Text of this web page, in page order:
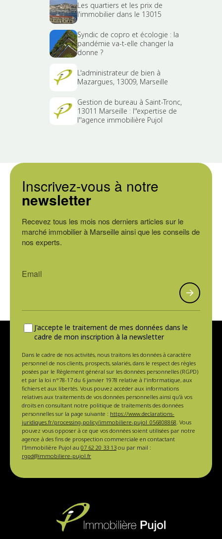
Les quartiers et les prix de
l'immobilier dans le 13015
Syndic de copro et écologie : la
pandémie va-t-elle changer la
donne ?
L'administrateur de bien à
Mazargues, 13009, Marseille
Gestion de bureau à Saint-Tronc,
13011 Marseille : l''expertise de
l''agence immobilière Pujol
Inscrivez-vous à notre
newsletter
Recevez tous les mois nos derniers articles sur le
marché immobilier à Marseille ainsi que les conseils de
nos experts.
J'accepte le traitement de mes données dans le
cadre de mon inscription à la newsletter
Dans le cadre de nos activités, nous traitons les données à caractère
personnel de nos clients, prospects, salariés, dans le respect des règles
posées par le Règlement général sur les données personnelles (RGPD)
et par la loi n°78-17 du 6 janvier 1978 relative à l'informatique, aux
fichiers et aux libertés. Vous pouvez accéder aux informations
relatives aux traitements de vos données personnelles ainsi qu'à vos
droits en consultant notre politique de traitements des données
personnelles sur la page suivante : https://www.declarations-
juridiques.fr/processing-policy/immobiliere-pujol_056808868. Vous
pouvez vous opposer à ce que vos données soient utilisées par notre
agence à des fins de prospection commerciale en contactant
l'Immobilière Pujol au 07 62 20 33 13 ou par mail :
rgpd@immobiliere-pujol.fr